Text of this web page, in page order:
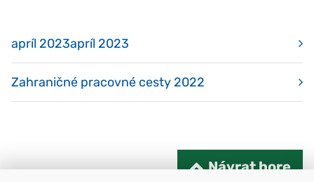
apríl 2023apríl 2023
Zahraničné pracovné cesty 2022
Návrat hore